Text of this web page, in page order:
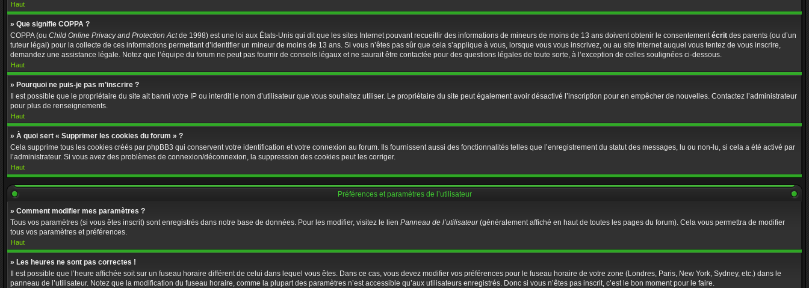
Haut
» Que signifie COPPA ?
COPPA (ou Child Online Privacy and Protection Actde 1998) est une loi aux États-Unis qui dit que les sites Internet pouvant recueillir des informations de mineurs de moins de 13 ans doivent obtenir le consentementécrit des parents (ou d’un
tuteur légal) pour la collecte de ces informations permettant d’identifier un mineur de moins de 13 ans. Si vous n’êtes pas sûr que cela s’applique à vous, lorsque vous vous inscrivez, ou au site Internet auquel vous tentez de vous inscrire,
demandez une assistance légale. Notez que l’équipe du forum ne peut pas fournir de conseils légaux et ne saurait être contactée pour des questions légales de toute sorte, à l’exception de celles soulignées ci-dessous.
Haut
» Pourquoi ne puis-je pas m’inscrire ?
Il est possible que le propriétaire du site ait banni votre IP ou interdit le nom d’utilisateur que vous souhaitez utiliser. Le propriétaire du site peut également avoir désactivé l’inscription pour en empêcher de nouvelles. Contactez l’administrateur
pour plus de renseignements.
Haut
» À quoi sert « Supprimer les cookies du forum » ?
Cela supprime tous les cookies créés par phpBB3 qui conservent votre identification et votre connexion au forum. Ils fournissent aussi des fonctionnalités telles que l’enregistrement du statut des messages, lu ou non-lu, si cela a été activé par
l’administrateur. Si vous avez des problèmes de connexion/déconnexion, la suppression des cookies peut les corriger.
Haut
Préférences et paramètres de l’utilisateur
» Comment modifier mes paramètres ?
Tous vos paramètres (si vous êtes inscrit) sont enregistrés dans notre base de données. Pour les modifier, visitez le lien Panneau de l’utilisateur(généralement affiché en haut de toutes les pages du forum). Cela vous permettra de modifier
tous vos paramètres et préférences.
Haut
» Les heures ne sont pas correctes !
Il est possible que l’heure affichée soit sur un fuseau horaire différent de celui dans lequel vous êtes. Dans ce cas, vous devez modifier vos préférences pour le fuseau horaire de votre zone (Londres, Paris, New York, Sydney, etc.) dans le
panneau de l’utilisateur. Notez que la modification du fuseau horaire, comme la plupart des paramètres n’est accessible qu’aux utilisateurs enregistrés. Donc si vous n’êtes pas inscrit, c’est le bon moment pour le faire.